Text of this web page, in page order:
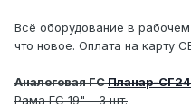
Всё оборудование в
что новое. Оплата на карту
Аналоговая ГСПланар-СГ24
Рама ГС 19" – 3 шт.